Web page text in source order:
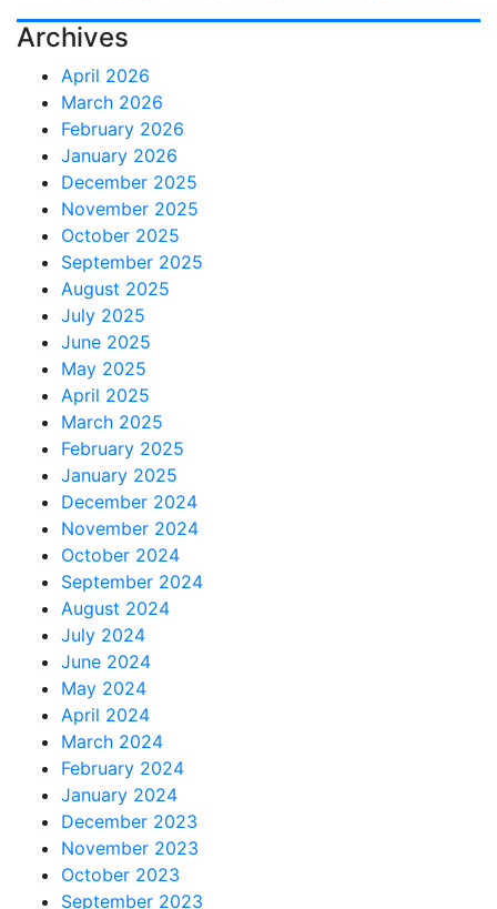
Archives
April 2026
March 2026
February 2026
January 2026
December 2025
November 2025
October 2025
September 2025
August 2025
July 2025
June 2025
May 2025
April 2025
March 2025
February 2025
January 2025
December 2024
November 2024
October 2024
September 2024
August 2024
July 2024
June 2024
May 2024
April 2024
March 2024
February 2024
January 2024
December 2023
November 2023
October 2023
September 2023